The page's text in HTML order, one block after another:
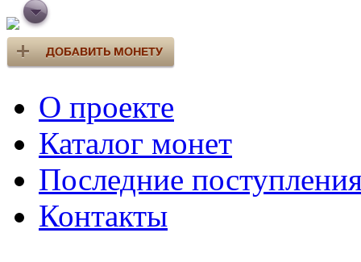
О проекте
Каталог монет
Последние
Контакты